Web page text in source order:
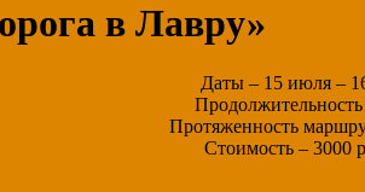
в Лавру»
Даты – 15 июля –
Протяженность
Стоимость – 3000